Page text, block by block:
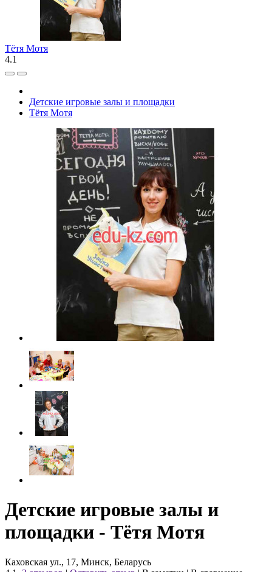
Тётя Мотя
4.1
Детские игровые залы и площадки
Тётя Мотя
Детские игровые залы и
площадки - Тётя Мотя
Каховская ул., 17, Минск, Беларусь